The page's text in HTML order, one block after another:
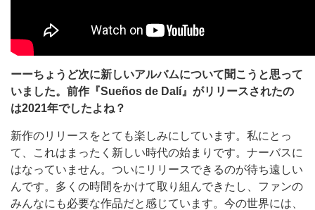
ーーちょうど次に新しいアルバムについて聞こうと思って
いました。前作『Sueños de Dalí』がリリースされたの
は2021年でしたよね？
新作のリリースをとても楽しみにしています。私にとっ
て、これはまったく新しい時代の始まりです。ナーバスに
はなっていません。ついにリリースできるのが待ち遠しい
んです。多くの時間をかけて取り組んできたし、ファンの
みんなにも必要な作品だと感じています。今の世界には、